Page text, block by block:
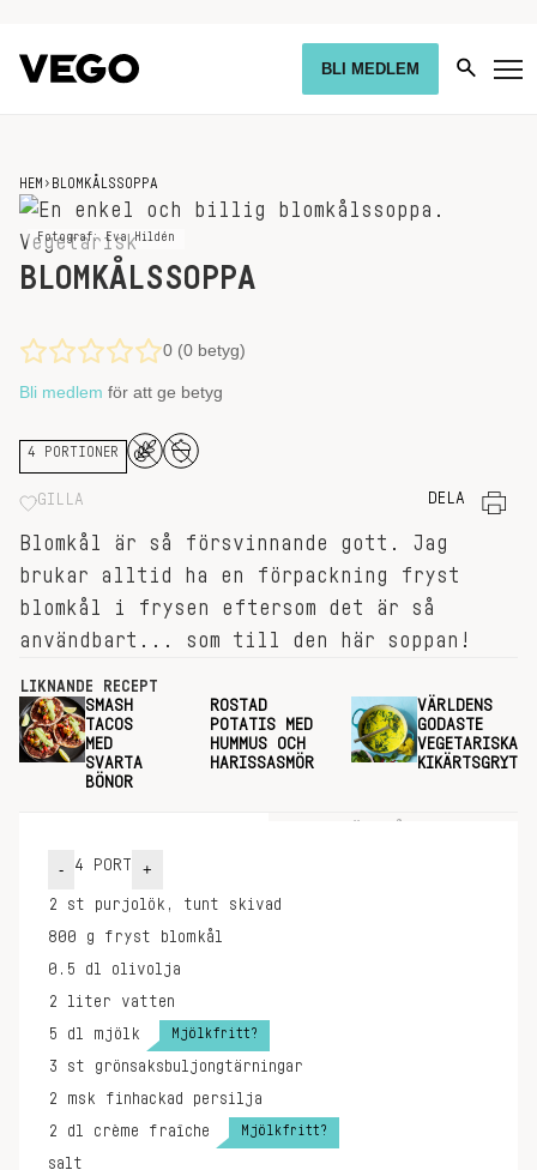
BLI MEDLEM
HEM › BLOMKÅLSSOPPA
Fotograf: Eva Hildén
BLOMKÅLSSOPPA
0 (0 betyg)
Bli medlem för att ge betyg
4 PORTIONER
GILLA DELA
Blomkål är så försvinnande gott. Jag
brukar alltid ha en förpackning fryst
blomkål i frysen eftersom det är så
användbart... som till den här soppan!
LIKNANDE RECEPT
SMASH
TACOS
MED
SVARTA
BÖNOR
ROSTAD
POTATIS MED
HUMMUS OCH
HARISSASMÖR
VÄRLDENS
GODASTE
VEGETARISKA
KIKÄRTSGRYTA
- 4 PORT +
2 st
purjolök, tunt skivad
800 g
fryst blomkål
0.5 dl
olivolja
2 liter
vatten
5 dl mjölk Mjölkfritt?
3 st
grönsaksbuljongtärningar
2 msk
finhackad persilja
2 dl crème fraîche Mjölkfritt?
salt